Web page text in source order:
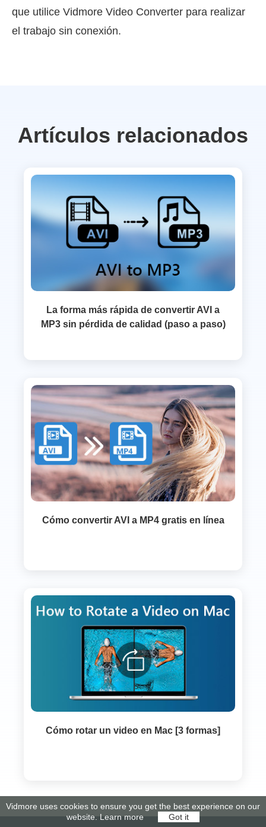
que utilice Vidmore Video Converter para realizar
el trabajo sin conexión.
Artículos relacionados
La forma más rápida de convertir AVI a
MP3 sin pérdida de calidad (paso a paso)
Cómo convertir AVI a MP4 gratis en línea
Cómo rotar un video en Mac [3 formas]
Vidmore uses cookies to ensure you get the best experience on our
website.Learn more Got it